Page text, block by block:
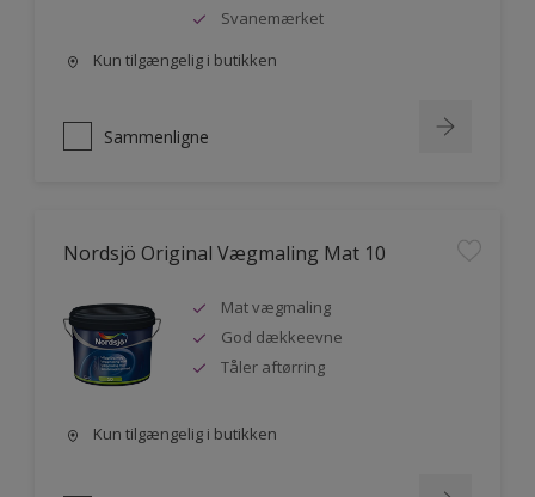
Svanemærket
Kun tilgængelig i butikken
Sammenligne
Nordsjö Original Vægmaling Mat 10
Mat vægmaling
God dækkeevne
Tåler aftørring
Kun tilgængelig i butikken